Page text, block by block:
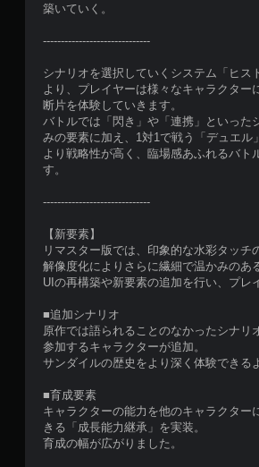
築いていく。
------------------------------
シナリオを選択していくシステム「ヒス
より、プレイヤーは様々なキャラクター
断片を体験していきます。
バトルでは「閃き」や「連携」といった
みの要素に加え、1対1で戦う「デュエル
より戦略性が高く、臨場感あふれるバト
す。
------------------------------
【新要素】
リマスター版では、印象的な水彩タッチ
解像度化によりさらに繊細で温かみのあ
UIの再構築や新要素の追加を行い、プレ
■追加シナリオ
原作では語られることのなかったシナリ
参加するキャラクターが追加。
サンダイルの歴史をより深く体験できる
■育成要素
キャラクターの能力を他のキャラクター
きる「成長能力継承」を実装。
育成の幅が広がりました。